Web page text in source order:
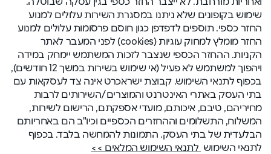
שימוש בקופונים שלא ניתנו במסגרת השירות עלולים למנוע
החזר כספי. תוספים לדפדפן כגון חוסם פרסומות עלולים למנוע
החזר מומלץ למחוק עוגיות (cookies) לפני המעבר לאתר
הקניות. ההחזר הכספי שנצבר לזכות המשתמש יימחק במידה
ויהפוך למשתמש לא פעיל (אי שימוש בשירות במשך 12 חודשים),
בכפוף לתנאי השימוש. קבוצת ישראכרט אינה צד לעסקאות עם
בתי העסק באתרי האינטרנט והמוצרים/השירותים לרבות
מחיריהם, טיבם, איכותם, מועדי אספקתם, הרישום לשירות,
המשלוח, התשלומים וההחזרים הכספיים וכיו"ב הם באחריותם
הבלעדית של בתי העסק. התמונות להמחשה בלבד. בכפוף
לתנאי השימוש לתנאי השימוש המלאים >>